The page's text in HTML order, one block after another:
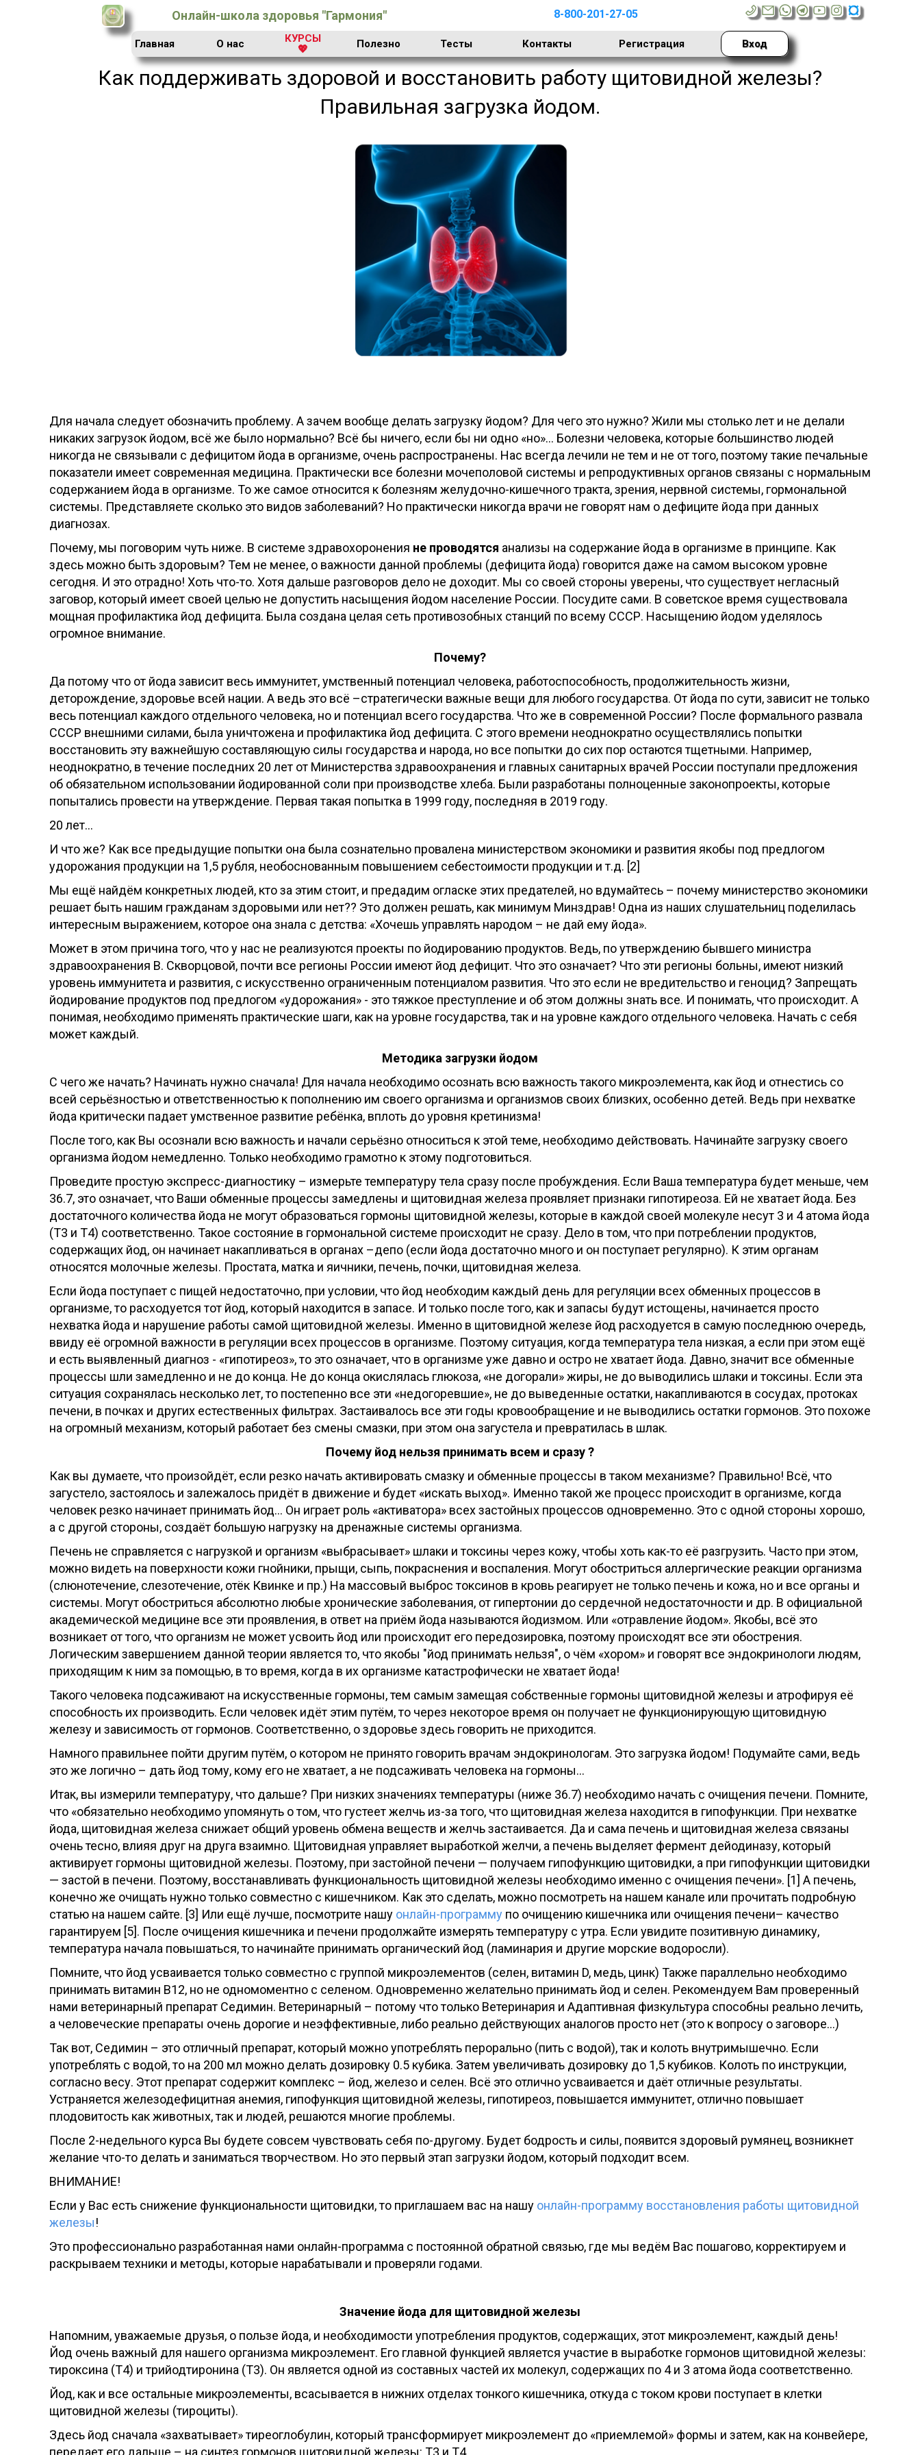
Онлайн-школа здоровья "Гармония" 8-800-201-27-05
Главная О нас
КУРСЫ
💖
Полезно Тесты Контакты Регистрация Вход
Как поддерживать здоровой и восстановить работу щитовидной железы?
Правильная загрузка йодом.
Для начала следует обозначить проблему. А зачем вообще делать загрузку йодом? Для чего это нужно? Жили мы столько лет и не делали
никаких загрузок йодом, всё же было нормально? Всё бы ничего, если бы ни одно «но»… Болезни человека, которые большинство людей
никогда не связывали с дефицитом йода в организме, очень распространены. Нас всегда лечили не тем и не от того, поэтому такие печальные
показатели имеет современная медицина. Практически все болезни мочеполовой системы и репродуктивных органов связаны с нормальным
содержанием йода в организме. То же самое относится к болезням желудочно-кишечного тракта, зрения, нервной системы, гормональной
системы. Представляете сколько это видов заболеваний? Но практически никогда врачи не говорят нам о дефиците йода при данных
диагнозах.
Почему, мы поговорим чуть ниже. В системе здравохоронения не проводятся анализы на содержание йода в организме в принципе. Как
здесь можно быть здоровым? Тем не менее, о важности данной проблемы (дефицита йода) говорится даже на самом высоком уровне
сегодня. И это отрадно! Хоть что-то. Хотя дальше разговоров дело не доходит. Мы со своей стороны уверены, что существует негласный
заговор, который имеет своей целью не допустить насыщения йодом население России. Посудите сами. В советское время существовала
мощная профилактика йод дефицита. Была создана целая сеть противозобных станций по всему СССР. Насыщению йодом уделялось
огромное внимание.
Почему?
Да потому что от йода зависит весь иммунитет, умственный потенциал человека, работоспособность, продолжительность жизни,
деторождение, здоровье всей нации. А ведь это всё –стратегически важные вещи для любого государства. От йода по сути, зависит не только
весь потенциал каждого отдельного человека, но и потенциал всего государства. Что же в современной России? После формального развала
СССР внешними силами, была уничтожена и профилактика йод дефицита. С этого времени неоднократно осуществлялись попытки
восстановить эту важнейшую составляющую силы государства и народа, но все попытки до сих пор остаются тщетными. Например,
неоднократно, в течение последних 20 лет от Министерства здравоохранения и главных санитарных врачей России поступали предложения
об обязательном использовании йодированной соли при производстве хлеба. Были разработаны полноценные законопроекты, которые
попытались провести на утверждение. Первая такая попытка в 1999 году, последняя в 2019 году.
20 лет...
И что же? Как все предыдущие попытки она была сознательно провалена министерством экономики и развития якобы под предлогом
удорожания продукции на 1,5 рубля, необоснованным повышением себестоимости продукции и т.д. [2]
Мы ещё найдём конкретных людей, кто за этим стоит, и предадим огласке этих предателей, но вдумайтесь – почему министерство экономики
решает быть нашим гражданам здоровыми или нет?? Это должен решать, как минимум Минздрав! Одна из наших слушательниц поделилась
интересным выражением, которое она знала с детства: «Хочешь управлять народом – не дай ему йода».
Может в этом причина того, что у нас не реализуются проекты по йодированию продуктов. Ведь, по утверждению бывшего министра
здравоохранения В. Скворцовой, почти все регионы России имеют йод дефицит. Что это означает? Что эти регионы больны, имеют низкий
уровень иммунитета и развития, с искусственно ограниченным потенциалом развития. Что это если не вредительство и геноцид? Запрещать
йодирование продуктов под предлогом «удорожания» - это тяжкое преступление и об этом должны знать все. И понимать, что происходит. А
понимая, необходимо применять практические шаги, как на уровне государства, так и на уровне каждого отдельного человека. Начать с себя
может каждый.
Методика загрузки йодом
С чего же начать? Начинать нужно сначала! Для начала необходимо осознать всю важность такого микроэлемента, как йод и отнестись со
всей серьёзностью и ответственностью к пополнению им своего организма и организмов своих близких, особенно детей. Ведь при нехватке
йода критически падает умственное развитие ребёнка, вплоть до уровня кретинизма!
После того, как Вы осознали всю важность и начали серьёзно относиться к этой теме, необходимо действовать. Начинайте загрузку своего
организма йодом немедленно. Только необходимо грамотно к этому подготовиться.
Проведите простую экспресс-диагностику – измерьте температуру тела сразу после пробуждения. Если Ваша температура будет меньше, чем
36.7, это означает, что Ваши обменные процессы замедлены и щитовидная железа проявляет признаки гипотиреоза. Ей не хватает йода. Без
достаточного количества йода не могут образоваться гормоны щитовидной железы, которые в каждой своей молекуле несут 3 и 4 атома йода
(Т3 и Т4) соответственно. Такое состояние в гормональной системе происходит не сразу. Дело в том, что при потреблении продуктов,
содержащих йод, он начинает накапливаться в органах –депо (если йода достаточно много и он поступает регулярно). К этим органам
относятся молочные железы. Простата, матка и яичники, печень, почки, щитовидная железа.
Если йода поступает с пищей недостаточно, при условии, что йод необходим каждый день для регуляции всех обменных процессов в
организме, то расходуется тот йод, который находится в запасе. И только после того, как и запасы будут истощены, начинается просто
нехватка йода и нарушение работы самой щитовидной железы. Именно в щитовидной железе йод расходуется в самую последнюю очередь,
ввиду её огромной важности в регуляции всех процессов в организме. Поэтому ситуация, когда температура тела низкая, а если при этом ещё
и есть выявленный диагноз - «гипотиреоз», то это означает, что в организме уже давно и остро не хватает йода. Давно, значит все обменные
процессы шли замедленно и не до конца. Не до конца окислялась глюкоза, «не догорали» жиры, не до выводились шлаки и токсины. Если эта
ситуация сохранялась несколько лет, то постепенно все эти «недогоревшие», не до выведенные остатки, накапливаются в сосудах, протоках
печени, в почках и других естественных фильтрах. Застаивалось все эти годы кровообращение и не выводились остатки гормонов. Это похоже
на огромный механизм, который работает без смены смазки, при этом она загустела и превратилась в шлак.
Почему йод нельзя принимать всем и сразу ?
Как вы думаете, что произойдёт, если резко начать активировать смазку и обменные процессы в таком механизме? Правильно! Всё, что
загустело, застоялось и залежалось придёт в движение и будет «искать выход». Именно такой же процесс происходит в организме, когда
человек резко начинает принимать йод… Он играет роль «активатора» всех застойных процессов одновременно. Это с одной стороны хорошо,
а с другой стороны, создаёт большую нагрузку на дренажные системы организма.
Печень не справляется с нагрузкой и организм «выбрасывает» шлаки и токсины через кожу, чтобы хоть как-то её разгрузить. Часто при этом,
можно видеть на поверхности кожи гнойники, прыщи, сыпь, покраснения и воспаления. Могут обостриться аллергические реакции организма
(слюнотечение, слезотечение, отёк Квинке и пр.) На массовый выброс токсинов в кровь реагирует не только печень и кожа, но и все органы и
системы. Могут обостриться абсолютно любые хронические заболевания, от гипертонии до сердечной недостаточности и др. В официальной
академической медицине все эти проявления, в ответ на приём йода называются йодизмом. Или «отравление йодом». Якобы, всё это
возникает от того, что организм не может усвоить йод или происходит его передозировка, поэтому происходят все эти обострения.
Логическим завершением данной теории является то, что якобы "йод принимать нельзя", о чём «хором» и говорят все эндокринологи людям,
приходящим к ним за помощью, в то время, когда в их организме катастрофически не хватает йода!
Такого человека подсаживают на искусственные гормоны, тем самым замещая собственные гормоны щитовидной железы и атрофируя её
способность их производить. Если человек идёт этим путём, то через некоторое время он получает не функционирующую щитовидную
железу и зависимость от гормонов. Соответственно, о здоровье здесь говорить не приходится.
Намного правильнее пойти другим путём, о котором не принято говорить врачам эндокринологам. Это загрузка йодом! Подумайте сами, ведь
это же логично – дать йод тому, кому его не хватает, а не подсаживать человека на гормоны…
Итак, вы измерили температуру, что дальше? При низких значениях температуры (ниже 36.7) необходимо начать с очищения печени. Помните,
что «обязательно необходимо упомянуть о том, что густеет желчь из-за того, что щитовидная железа находится в гипофункции. При нехватке
йода, щитовидная железа снижает общий уровень обмена веществ и желчь застаивается. Да и сама печень и щитовидная железа связаны
очень тесно, влияя друг на друга взаимно. Щитовидная управляет выработкой желчи, а печень выделяет фермент дейодиназу, который
активирует гормоны щитовидной железы. Поэтому, при застойной печени — получаем гипофункцию щитовидки, а при гипофункции щитовидки
— застой в печени. Поэтому, восстанавливать функциональность щитовидной железы необходимо именно с очищения печени». [1] А печень,
конечно же очищать нужно только совместно с кишечником. Как это сделать, можно посмотреть на нашем канале или прочитать подробную
статью на нашем сайте. [3] Или ещё лучше, посмотрите нашу онлайн-программу по очищению кишечника или очищения печени– качество
гарантируем [5]. После очищения кишечника и печени продолжайте измерять температуру с утра. Если увидите позитивную динамику,
температура начала повышаться, то начинайте принимать органический йод (ламинария и другие морские водоросли).
Помните, что йод усваивается только совместно с группой микроэлементов (селен, витамин D, медь, цинк) Также параллельно необходимо
принимать витамин B12, но не одномоментно с селеном. Одновременно желательно принимать йод и селен. Рекомендуем Вам проверенный
нами ветеринарный препарат Седимин. Ветеринарный – потому что только Ветеринария и Адаптивная физкультура способны реально лечить,
а человеческие препараты очень дорогие и неэффективные, либо реально действующих аналогов просто нет (это к вопросу о заговоре…)
Так вот, Седимин – это отличный препарат, который можно употреблять перорально (пить с водой), так и колоть внутримышечно. Если
употреблять с водой, то на 200 мл можно делать дозировку 0.5 кубика. Затем увеличивать дозировку до 1,5 кубиков. Колоть по инструкции,
согласно весу. Этот препарат содержит комплекс – йод, железо и селен. Всё это отлично усваивается и даёт отличные результаты.
Устраняется железодефицитная анемия, гипофункция щитовидной железы, гипотиреоз, повышается иммунитет, отлично повышает
плодовитость как животных, так и людей, решаются многие проблемы.
После 2-недельного курса Вы будете совсем чувствовать себя по-другому. Будет бодрость и силы, появится здоровый румянец, возникнет
желание что-то делать и заниматься творчеством. Но это первый этап загрузки йодом, который подходит всем.
ВНИМАНИЕ!
Если у Вас есть снижение функциональности щитовидки, то приглашаем вас на нашу онлайн-программу восстановления работы щитовидной
железы!
Это профессионально разработанная нами онлайн-программа с постоянной обратной связью, где мы ведём Вас пошагово, корректируем и
раскрываем техники и методы, которые нарабатывали и проверяли годами.
Значение йода для щитовидной железы
Напомним, уважаемые друзья, о пользе йода, и необходимости употребления продуктов, содержащих, этот микроэлемент, каждый день!
Йод очень важный для нашего организма микроэлемент. Его главной функцией является участие в выработке гормонов щитовидной железы:
тироксина (Т4) и трийодтиронина (Т3). Он является одной из составных частей их молекул, содержащих по 4 и 3 атома йода соответственно.
Йод, как и все остальные микроэлементы, всасывается в нижних отделах тонкого кишечника, откуда с током крови поступает в клетки
щитовидной железы (тироциты).
Здесь йод сначала «захватывает» тиреоглобулин, который трансформирует микроэлемент до «приемлемой» формы и затем, как на конвейере,
передает его дальше – на синтез гормонов щитовидной железы: Т3 и Т4.